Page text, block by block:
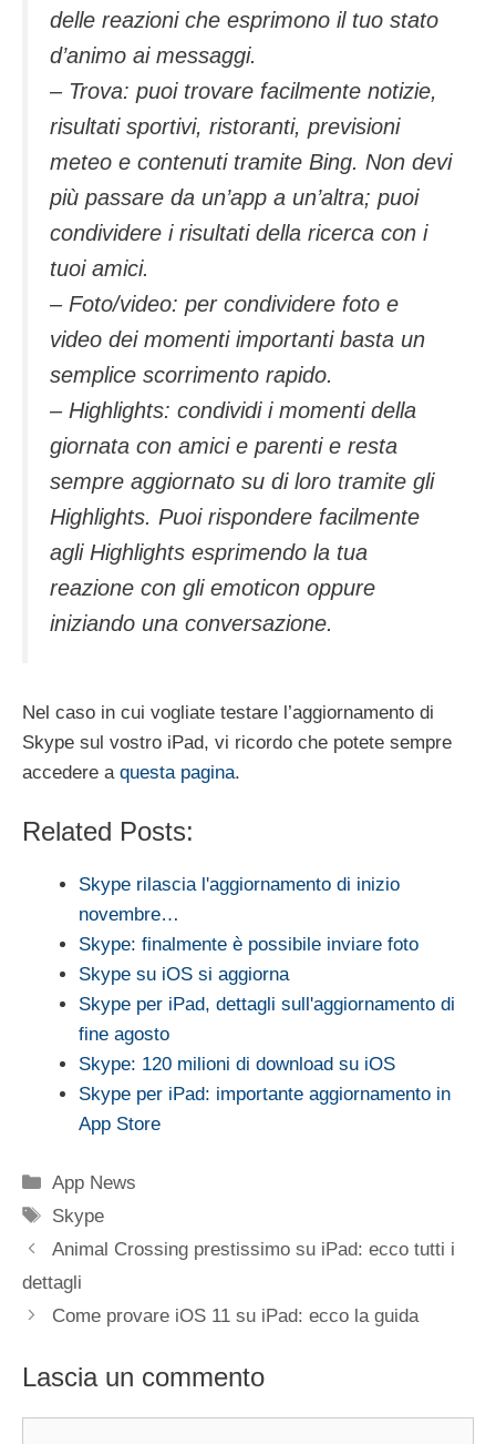
delle reazioni che esprimono il tuo stato
d’animo ai messaggi.
– Trova: puoi trovare facilmente notizie,
risultati sportivi, ristoranti, previsioni
meteo e contenuti tramite Bing. Non devi
più passare da un’app a un’altra; puoi
condividere i risultati della ricerca con i
tuoi amici.
– Foto/video: per condividere foto e
video dei momenti importanti basta un
semplice scorrimento rapido.
– Highlights: condividi i momenti della
giornata con amici e parenti e resta
sempre aggiornato su di loro tramite gli
Highlights. Puoi rispondere facilmente
agli Highlights esprimendo la tua
reazione con gli emoticon oppure
iniziando una conversazione.
Nel caso in cui vogliate testare l’aggiornamento di
Skype sul vostro iPad, vi ricordo che potete sempre
accedere a questa pagina.
Related Posts:
Skype rilascia l'aggiornamento di inizio
novembre…
Skype: finalmente è possibile inviare foto
Skype su iOS si aggiorna
Skype per iPad, dettagli sull'aggiornamento di
fine agosto
Skype: 120 milioni di download su iOS
Skype per iPad: importante aggiornamento in
App Store
Categorie
App News
Tag
Skype
Animal Crossing prestissimo su iPad: ecco tutti i
dettagli
Come provare iOS 11 su iPad: ecco la guida
Lascia un commento